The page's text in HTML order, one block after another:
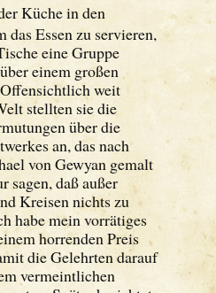
Küche in den
das Essen zu servieren,
eine Gruppe
einem großen
weit
stellten sie die
über die
an, das nach
von Gewyan gemalt
sagen, daß außer
Kreisen nichts zu
habe mein vorrätiges
horrenden Preis
die Gelehrten darauf
vermeintlichen